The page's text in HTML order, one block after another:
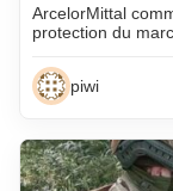
ArcelorMittal
protection du
piwi